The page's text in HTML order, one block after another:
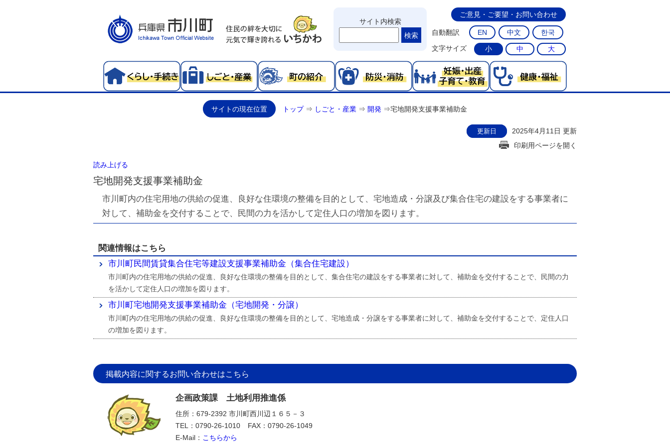
サイト内検索
検索
ご意見・ご要望・お問い合わせ
自動翻訳 EN 中文
한국
文字サイズ
小 中 大
サイトの現在位置 トップ⇒ しごと・産業 ⇒ 開発 ⇒宅地開発支援事業補助金
更新日
2025年4月11日 更新
印刷用ページを開く
読み上げる
宅地開発支援事業補助金
市川町内の住宅用地の供給の促進、良好な住環境の整備を目的として、宅地造成・分譲及び集合住宅の建設をする事業者に
対して、補助金を交付することで、民間の力を活かして定住人口の増加を図ります。
関連情報はこちら
市川町民間賃貸集合住宅等建設支援事業補助金（集合住宅建設）
市川町内の住宅用地の供給の促進、良好な住環境の整備を目的として、集合住宅の建設をする事業者に対して、補助金を交付することで、民間の力
を活かして定住人口の増加を図ります。
市川町宅地開発支援事業補助金（宅地開発・分譲）
市川町内の住宅用地の供給の促進、良好な住環境の整備を目的として、宅地造成・分譲をする事業者に対して、補助金を交付することで、定住人口
の増加を図ります。
掲載内容に関するお問い合わせはこちら
企画政策課 土地利用推進係
住所：679-2392 市川町西川辺１６５－３
TEL：0790-26-1010
FAX：0790-26-1049
E-Mail： こちらから